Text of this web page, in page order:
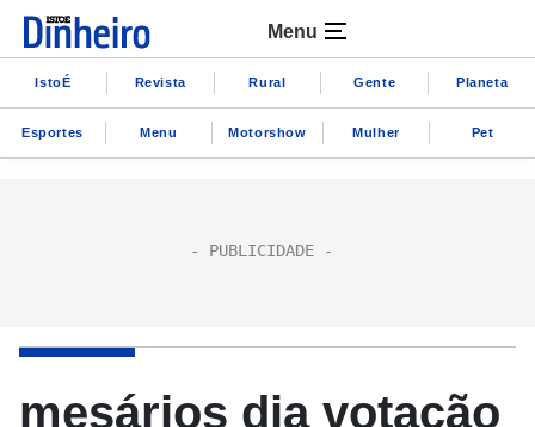
Menu
IstoÉ Revista Rural Gente Planeta
Esportes Menu Motorshow Mulher Pet
mesários dia votação